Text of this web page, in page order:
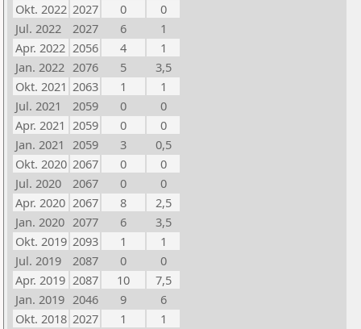
Okt. 2022 2027 0
0
Jul. 2022
2027 6
1
Apr. 2022 2056 4
1
Jan. 2022 2076 5
3,5
Okt. 2021 2063 1
1
Jul. 2021
2059 0
0
Apr. 2021 2059 0
0
Jan. 2021 2059 3
0,5
Okt. 2020 2067 0
0
Jul. 2020
2067 0
0
Apr. 2020 2067 8
2,5
Jan. 2020 2077 6
3,5
Okt. 2019 2093 1
1
Jul. 2019
2087 0
0
Apr. 2019 2087 10
7,5
Jan. 2019 2046 9
6
Okt. 2018 2027 1
1